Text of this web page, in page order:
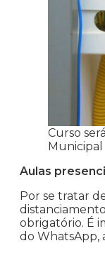
Curso
Municipal
Aulas
Por se tratar
obrigatório. É
do WhatsApp,